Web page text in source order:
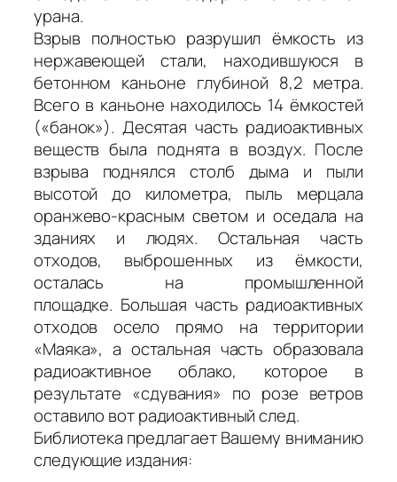
урана.
Взрыв полностью разрушил ёмкость из
нержавеющей стали, находившуюся в
бетонном каньоне глубиной 8,2 метра.
Всего в каньоне находилось 14 ёмкостей
(«банок»). Десятая часть радиоактивных
веществ была поднята в воздух. После
взрыва поднялся столб дыма и пыли
высотой до километра, пыль мерцала
оранжево-красным светом и оседала на
зданиях и людях. Остальная часть
отходов, выброшенных из ёмкости,
осталась на промышленной
площадке. Большая часть радиоактивных
отходов осело прямо на территории
«Маяка», а остальная часть образовала
радиоактивное облако, которое в
результате «сдувания» по розе ветров
оставило вот радиоактивный след.
Библиотека предлагает Вашему вниманию
следующие издания: